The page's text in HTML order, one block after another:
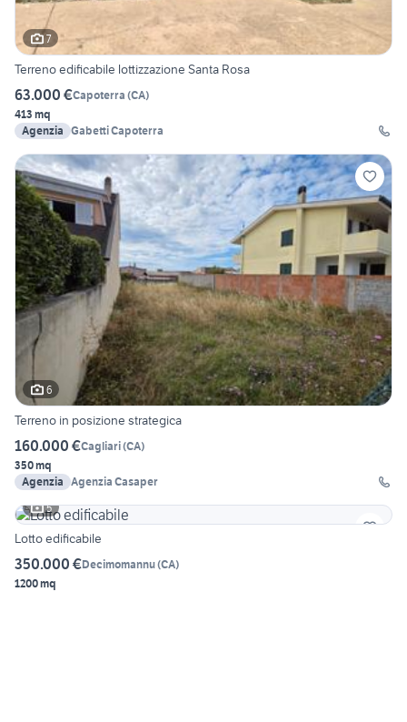
7
Terreno edificabile lottizzazione Santa Rosa
63.000 €Capoterra (CA)
413 mq
Agenzia Gabetti Capoterra
6
Terreno in posizione strategica
160.000 €Cagliari(CA)
350 mq
Agenzia Agenzia Casaper
5
Lotto edificabile
350.000 €Decimomannu(CA)
1200 mq